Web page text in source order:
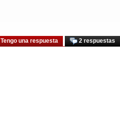
2 respuestas
Tengo una respuesta